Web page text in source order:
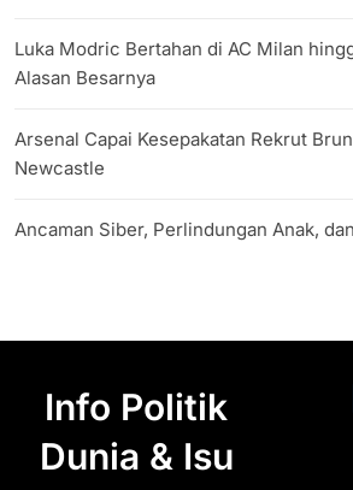
Luka Modric Bertahan di AC Milan
Alasan Besarnya
Arsenal Capai Kesepakatan Rekrut
Newcastle
Ancaman Siber, Perlindungan Anak,
Info Politik
Dunia & Isu